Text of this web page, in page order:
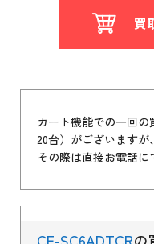
買
カート機能での一回
20台）がございますが
その際は直接お電話に